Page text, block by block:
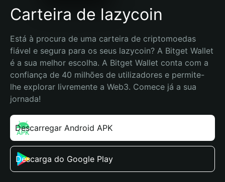
Carteira de lazycoin
Está à procura de uma carteira de criptomoedas
fiável e segura para os seus lazycoin? A Bitget Wallet
é a sua melhor escolha. A Bitget Wallet conta com a
confiança de 40 milhões de utilizadores e permite-
lhe explorar livremente a Web3. Comece já a sua
jornada!
Descarregar Android APK
Descarga do Google Play